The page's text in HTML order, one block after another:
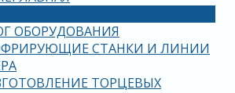
ОБОРУДОВАНИЯ
СТАНКИ И ЛИНИИ
ТОРЦЕВЫХ